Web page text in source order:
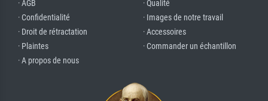
· AGB
· Confidentialité
· Droit de rétractation
· Plaintes
· A propos de nous
· Qualité
· Images de notre travail
· Accessoires
· Commander un échantillon